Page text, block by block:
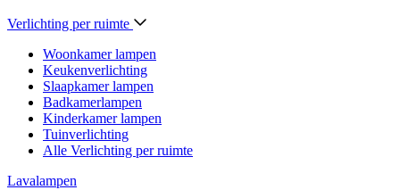
Verlichting per ruimte
Woonkamer lampen
Keukenverlichting
Slaapkamer lampen
Badkamerlampen
Kinderkamer lampen
Tuinverlichting
Alle Verlichting per ruimte
Lavalampen